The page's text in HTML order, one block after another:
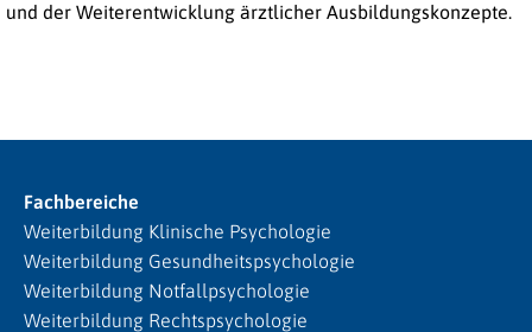
und der Weiterentwicklung ärztlicher Ausbildungskonzepte.
Fachbereiche
Weiterbildung Klinische Psychologie
Weiterbildung Gesundheitspsychologie
Weiterbildung Notfallpsychologie
Weiterbildung Rechtspsychologie